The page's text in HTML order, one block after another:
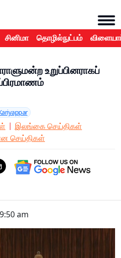
சினிமா தொழில்நுட்பம்
உறுப்பினராகப்
இலங்கை செய்திகள்
செய்திகள்
am